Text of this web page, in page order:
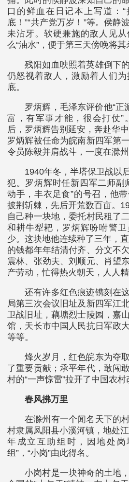
口的鲜血在日记本上写道：“
底！”“共产党万岁！”等。侯静
未沾牙。软硬兼施的敌人见
么“油水”，便于第三天傍晚将其
残阳如血映照着英雄倒下
仍怒视着敌人，激励着人们为
底。
罗炳辉，毛泽东评价他“正
富，有军事才能，很会打仗”
后，罗炳辉告别延安，奔赴华
罗炳辉被任命为皖南新四军第
令员陈毅并肩战斗，一度在滁州
1940年冬，半塔保卫战以
犯。罗炳辉时任新四军二师副
动手，丰衣足食”的号召，他
披荆斩棘，先后开荒数百亩。
自己种一块地，委托村民租了
和耕牛犁耙，罗炳辉吩咐警
少。这块地他连续种了三年，
的钱都年年结清付齐、分文不
震林、张劲夫、刘顺元、肖望
产劳动，忙得热火朝天，人人精
还有许多红色痕迹镌刻在
局第三次会议旧址及新四军江
卫战旧址，藕塘烈士陵园，嘉
馆，天长市中国人民抗日军政
等等。
烽火岁月，红色皖东为夺
了重要贡献；承平年代，敢闯
村的“一声惊雷”拉开了中国农
春风拂万里
在滁州有一个闻名天下的
村隶属凤阳县小溪河镇，地处
年成立互助组时，因地处岗
组”，“小岗”由此得名。
小岗村是一块神奇的土地